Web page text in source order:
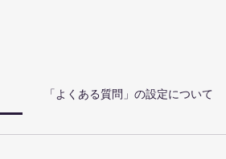
「よくある質問」の設定について